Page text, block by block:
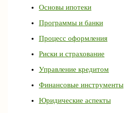
Основы ипотеки
Программы и банки
Процесс оформления
Риски и страхование
Управление кредитом
Финансовые инструменты
Юридические аспекты